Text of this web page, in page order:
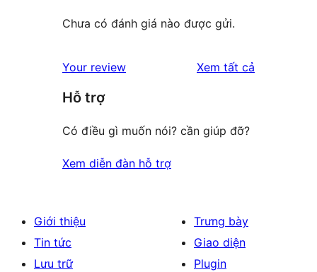
Chưa có đánh giá nào được gửi.
Your review Xem tất cả
Hỗ trợ
Có điều gì muốn nói? cần giúp đỡ?
Xem diễn đàn hỗ trợ
Giới thiệu
Tin tức
Lưu trữ
Trưng bày
Giao diện
Plugin